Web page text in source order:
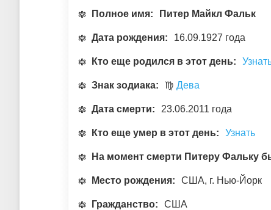
Полное имя: Питер Майкл Фальк
Дата рождения: 16.09.1927 года
Кто еще родился в этот день:
Знак зодиака: ♍ Дева
Дата смерти: 23.06.2011 года
Кто еще умер в этот день: Узнать
На момент смерти Питеру Фальку
Место рождения: США, г. Нью-Йорк
Гражданство: США